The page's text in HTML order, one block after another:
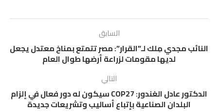
السابق
النائب مجدي مِلك لـ”القرار”: مصر تتمتع بمناخ معتدل يجعل
لديها مقومات لزراعة أرضها طوال العام
التالي
الدكتور عادل الغندور: COP27 سيكون له دور فعال في إلزام
البلدان الصناعية بإتباع أساليب وتشريعات جديدة